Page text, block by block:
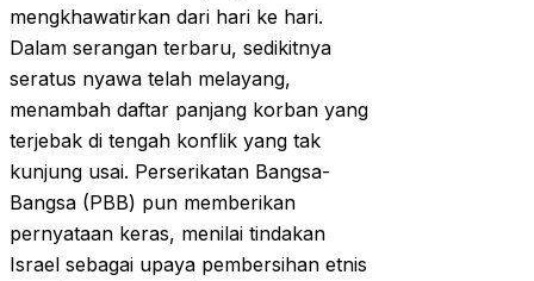
mengkhawatirkan dari hari ke hari.
Dalam serangan terbaru, sedikitnya
seratus nyawa telah melayang,
menambah daftar panjang korban yang
terjebak di tengah konflik yang tak
kunjung usai. Perserikatan Bangsa-
Bangsa (PBB) pun memberikan
pernyataan keras, menilai tindakan
Israel sebagai upaya pembersihan etnis